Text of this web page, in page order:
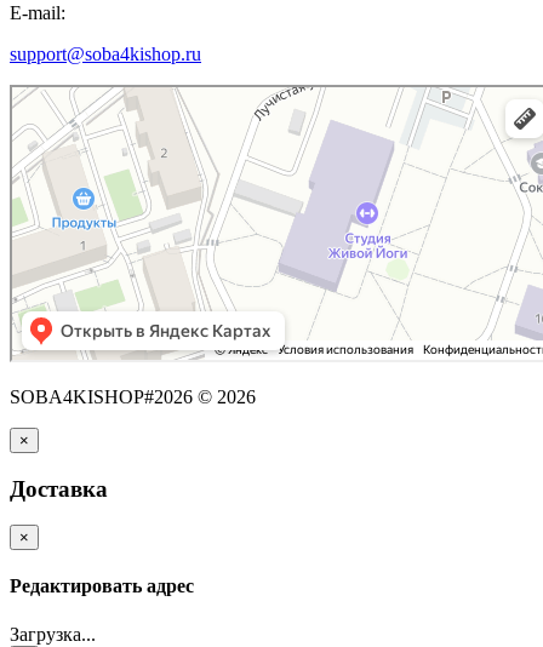
E-mail:
support@soba4kishop.ru
SOBA4KISHOP#2026 © 2026
×
Доставка
×
Редактировать адрес
Загрузка...